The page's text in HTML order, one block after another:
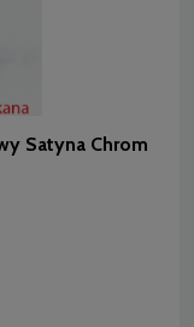
Satyna Chrom